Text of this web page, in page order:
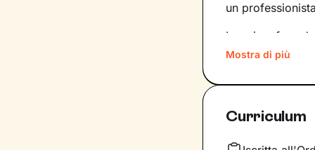
un
La prima fase
porteranno a
aggiornando gli
Una seduta
Mostra di più
Curriculum